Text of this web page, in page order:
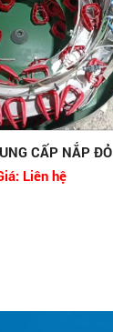
CẤP NẮP ĐỎ
Liên hệ